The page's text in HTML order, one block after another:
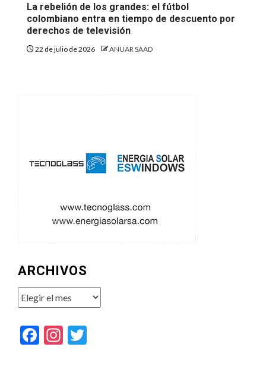
La rebelión de los grandes: el fútbol
colombiano entra en tiempo de descuento por
derechos de televisión
22 de julio de 2026 ANUAR SAAD
ARCHIVOS
Archivos
Facebook
Instagram